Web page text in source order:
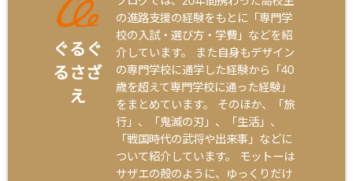
ぐるぐ
るさざ
え
の進路支援の経験をもとに「専門学
校の入試・選び方・学費」などを紹
介しています。 また自身もデザイン
の専門学校に通学した経験から「40
歳を超えて専門学校に通った経験」
をまとめています。 そのほか、「旅
行」、「鬼滅の刃」、「生活」、
「戦国時代の武将や出来事」などに
ついて紹介しています。 モットーは
サザエの殻のように、ゆっくりだけ